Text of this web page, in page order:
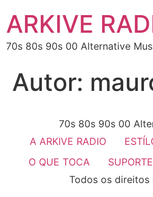
ARKIVE
70s 80s 90s 00 Alternative
Autor:
70s 80s 90s 00
A ARKIVE RADIO
O QUE TOCA
Todos os direitos